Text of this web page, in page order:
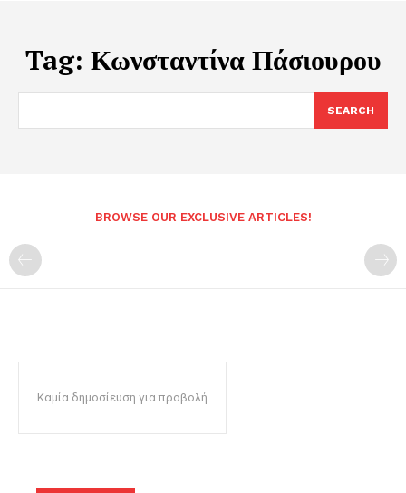
Tag: Κωνσταντίνα Πάσιουρου
SEARCH
BROWSE OUR EXCLUSIVE ARTICLES!
Καμία δημοσίευση για προβολή